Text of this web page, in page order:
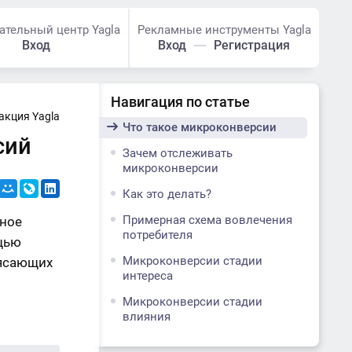
центр Yagla
Вход
Рекламные инструменты Yagla
Вход Регистрация
Навигация по статье
Что такое микроконверсии
Зачем отслеживать
микроконверсии
Как это делать?
Примерная схема вовлечения
потребителя
Микроконверсии стадии
интереса
Микроконверсии стадии
влияния
Yagla